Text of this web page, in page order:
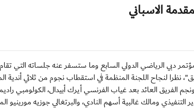
الاسباني
والعالمية مؤتمر دبي الرياضي الدولي السابع وما ستسفر عنه جلساته التي
نظرا لنجاح اللجنة المنظمة في استقطاب نجوم من ثلاثي أندية
الفريق العائد بعد غياب الفرنسي أيرك أبيدال، الكولومبي
ومالك غالبية أسهم النادي، والبرتغالي جوزيه مورينيو